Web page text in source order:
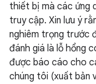
thiết bị mà các ứng
truy cập. Xin lưu ý
nghiêm trọng trước
đánh giá là lỗ hổng
được báo cáo cho
chúng tôi (xuất bản